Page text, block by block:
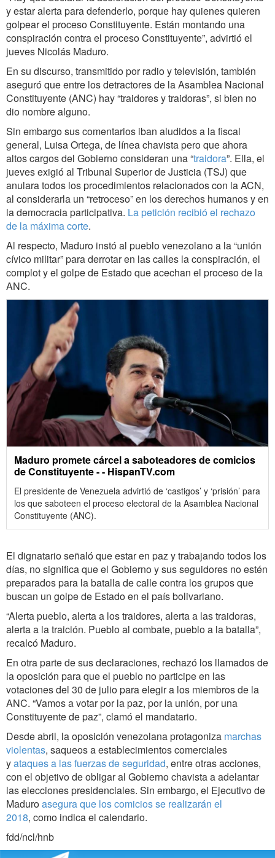
y estar alerta para defenderlo, porque hay quienes quieren
golpear el proceso Constituyente. Están montando una
conspiración contra el proceso Constituyente”, advirtió el
jueves Nicolás Maduro.
En su discurso, transmitido por radio y televisión, también
aseguró que entre los detractores de la Asamblea Nacional
Constituyente (ANC) hay “traidores y traidoras”, si bien no
dio nombre alguno.
Sin embargo sus comentarios iban aludidos a la fiscal
general, Luisa Ortega, de línea chavista pero que ahora
altos cargos del Gobierno consideran una “traidora”. Ella, el
jueves exigió al Tribunal Superior de Justicia (TSJ) que
anulara todos los procedimientos relacionados con la ACN,
al considerarla un “retroceso” en los derechos humanos y en
la democracia participativa. La petición recibió el rechazo
de la máxima corte.
Al respecto, Maduro instó al pueblo venezolano a la “unión
cívico militar” para derrotar en las calles la conspiración, el
complot y el golpe de Estado que acechan el proceso de la
ANC.
Maduro promete cárcel a saboteadores de comicios
de Constituyente - - HispanTV.com
El presidente de Venezuela advirtió de ‘castigos’ y ‘prisión’ para
los que saboteen el proceso electoral de la Asamblea Nacional
Constituyente (ANC).
El dignatario señaló que estar en paz y trabajando todos los
días, no significa que el Gobierno y sus seguidores no estén
preparados para la batalla de calle contra los grupos que
buscan un golpe de Estado en el país bolivariano.
“Alerta pueblo, alerta a los traidores, alerta a las traidoras,
alerta a la traición. Pueblo al combate, pueblo a la batalla”,
recalcó Maduro.
En otra parte de sus declaraciones, rechazó los llamados de
la oposición para que el pueblo no participe en las
votaciones del 30 de julio para elegir a los miembros de la
ANC. “Vamos a votar por la paz, por la unión, por una
Constituyente de paz”, clamó el mandatario.
Desde abril, la oposición venezolana protagoniza marchas
violentas, saqueos a establecimientos comerciales
yataques a las fuerzas de seguridad, entre otras acciones,
con el objetivo de obligar al Gobierno chavista a adelantar
las elecciones presidenciales. Sin embargo, el Ejecutivo de
Maduroasegura que los comicios se realizarán el
2018, como indica el calendario.
fdd/ncl/hnb